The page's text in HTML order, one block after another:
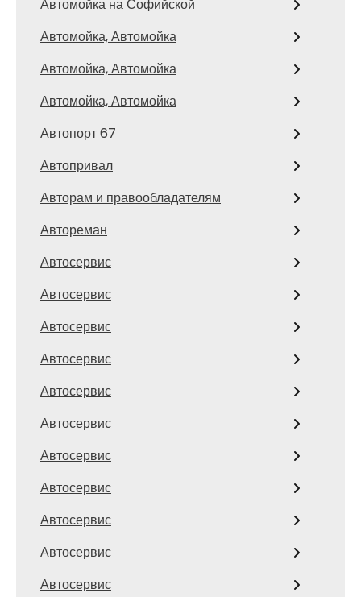
Автомойка на Софийской
Автомойка, Автомойка
Автомойка, Автомойка
Автомойка, Автомойка
Автопорт 67
Автопривал
Авторам и правообладателям
Автореман
Автосервис
Автосервис
Автосервис
Автосервис
Автосервис
Автосервис
Автосервис
Автосервис
Автосервис
Автосервис
Автосервис